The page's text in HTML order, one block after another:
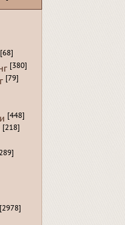
[68]
[380]
[79]
[448]
[218]
[2978]